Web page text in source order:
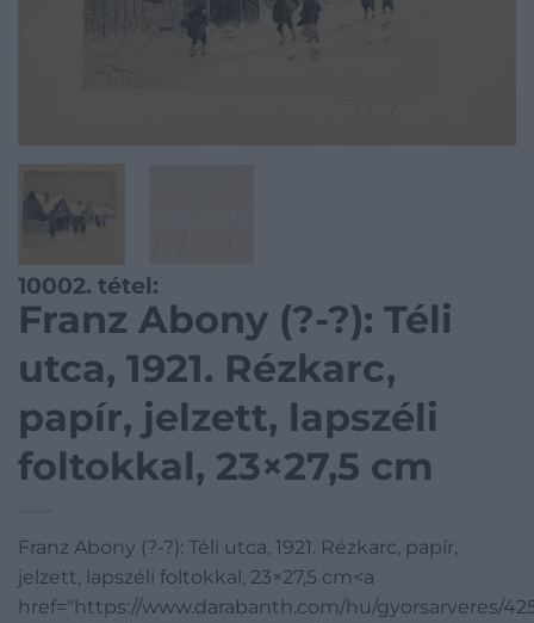
10002. tétel:
Franz Abony (?-?): Téli
utca, 1921. Rézkarc,
papír, jelzett, lapszéli
foltokkal, 23×27,5 cm
Franz Abony (?-?): Téli utca, 1921. Rézkarc, papír,
jelzett, lapszéli foltokkal, 23×27,5 cm<a
href="https://www.darabanth.com/hu/gyorsarveres/